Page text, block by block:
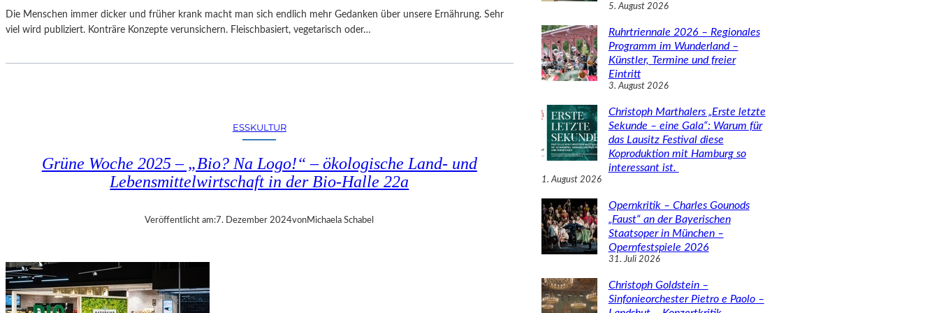
Die Menschen immer dicker und früher krank macht man sich endlich mehr Gedanken über unsere Ernährung. Sehr
viel wird publiziert. Konträre Konzepte verunsichern. Fleischbasiert, vegetarisch oder…
ESSKULTUR
Grüne Woche 2025 – „Bio? Na Logo!“ – ökologische Land- und
Lebensmittelwirtschaft in der Bio-Halle 22a
Veröffentlicht am:7. Dezember 2024vonMichaela Schabel
5. August 2026
Ruhrtriennale 2026 – Regionales
Programm im Wunderland –
Künstler, Termine und freier
Eintritt
3. August 2026
Christoph Marthalers „Erste letzte
Sekunde – eine Gala“: Warum für
das Lausitz Festival diese
Koproduktion mit Hamburg so
interessant ist.
1. August 2026
Opernkritik – Charles Gounods
„Faust“ an der Bayerischen
Staatsoper in München –
Opernfestspiele 2026
31. Juli 2026
Christoph Goldstein –
Sinfonieorchester Pietro e Paolo –